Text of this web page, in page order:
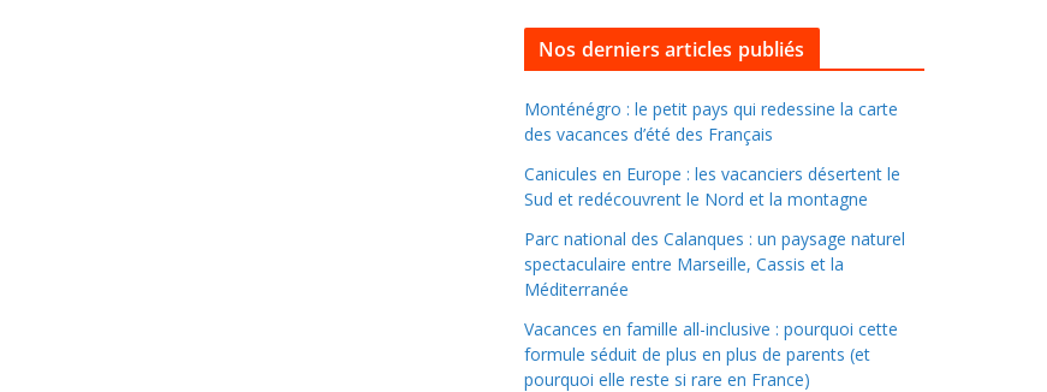
l
e
r
d
a
n
s
l
e
s
a
Nos derniers articles publiés
Monténégro : le petit pays qui redessine la carte
des vacances d’été des Français
Canicules en Europe : les vacanciers désertent le
Sud et redécouvrent le Nord et la montagne
Parc national des Calanques : un paysage naturel
spectaculaire entre Marseille, Cassis et la
Méditerranée
Vacances en famille all-inclusive : pourquoi cette
formule séduit de plus en plus de parents (et
pourquoi elle reste si rare en France)